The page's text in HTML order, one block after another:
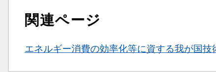
関連ページ
関連情報
エネルギー消費の効率化等に資する我が国技